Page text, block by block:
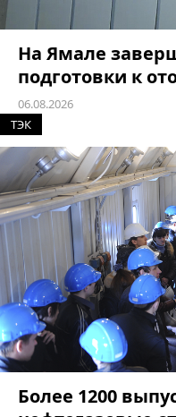
На Ямале
подготовки к
06.08.2026
ТЭК
Более 1200